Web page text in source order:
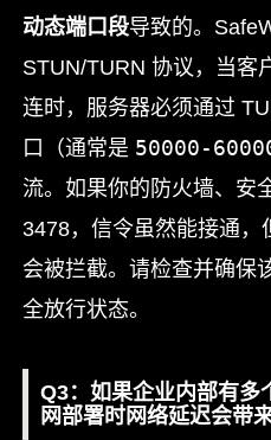
动态端口段导致的。
STUN/TURN 协议，当客
连时，服务器必须通过
口（通常是 50000-
流。如果你的防火墙、安
3478，信令虽然能接通，
会被拦截。请检查并确保
全放行状态。
Q3：如果企业内部有多
网部署时网络延迟会带